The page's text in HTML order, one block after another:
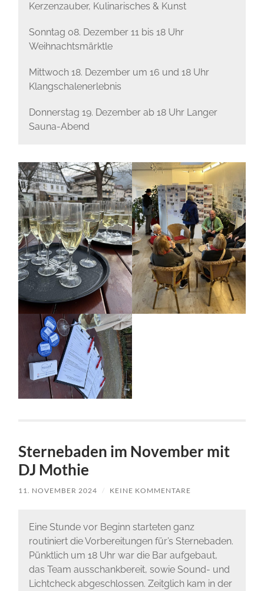
Kerzenzauber, Kulinarisches & Kunst
Sonntag 08. Dezember 11 bis 18 Uhr
Weihnachtsmärktle
Mittwoch 18. Dezember um 16 und 18 Uhr
Klangschalenerlebnis
Donnerstag 19. Dezember ab 18 Uhr Langer
Sauna-Abend
Sternebaden im November mit
DJ Mothie
11. NOVEMBER 2024 / KEINE KOMMENTARE
Eine Stunde vor Beginn starteten ganz
routiniert die Vorbereitungen für’s Sternebaden.
Pünktlich um 18 Uhr war die Bar aufgebaut,
das Team ausschankbereit, sowie Sound- und
Lichtcheck abgeschlossen. Zeitglich kam in der